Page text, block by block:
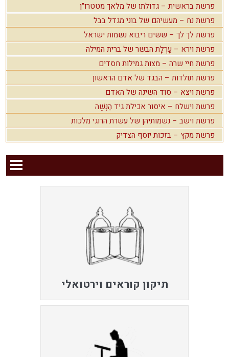
פרשת בראשית – גדולתו של מלאך מטטרו"ן
פרשת נח – מעשיהם של בוני מגדל בבל
פרשת לך לך – ששים ריבוא נשמות ישראל
פרשת וירא – עָרְלָת הבשר של ברית המילה
פרשת חיי שרה – מצות גמילות חסדים
פרשת תולדות – הבגד של אדם הראשון
פרשת ויצא – סוד השינה של האדם
פרשת וישלח – איסור אכילת גִיד הַנָּשֶׁה
פרשת וישב – נשמותיהן של עשרת הרוגי מלכות
פרשת מקץ – בזכות יוסף הצדיק
תיקון קוראים וירטואלי